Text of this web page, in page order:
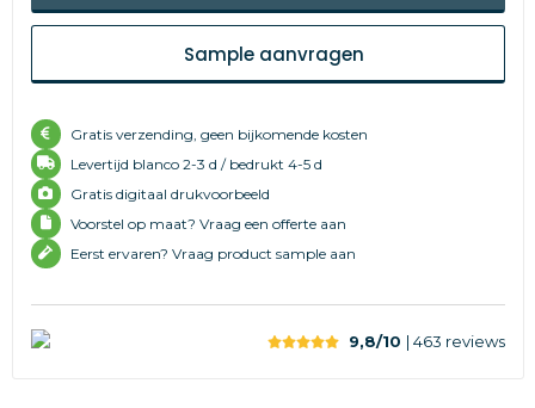
Sample aanvragen
Gratis verzending, geen bijkomende kosten
Levertijd blanco 2-3 d / bedrukt 4-5 d
Gratis digitaal drukvoorbeeld
Voorstel op maat? Vraag een offerte aan
Eerst ervaren? Vraag product sample aan
9,8/10 | 463 reviews